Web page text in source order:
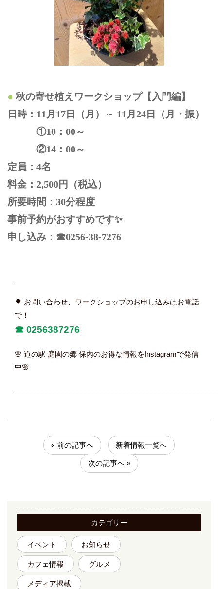
秋の寄せ植えワークショップ【入門編】
日時：11月17日（月）～ 11月24日（月・振）
①10：00～
②14：00～
定員：4名
料金：2,500円（税込）
所要時間：30分程度
事前予約がおすすめです✨
申し込み：☎0256-38-7276
🌳 お問い合わせ、ワークショップのお申し込みはお電話
で！
☎︎ 0256387276
🌸 道の駅 庭園の郷 保内のお得な情報をInstagramで発信
中🌸
« 前の記事へ 新着情報一覧へ
次の記事へ »
カテゴリー
イベント お知らせ
カフェ情報 グルメ
メディア掲載